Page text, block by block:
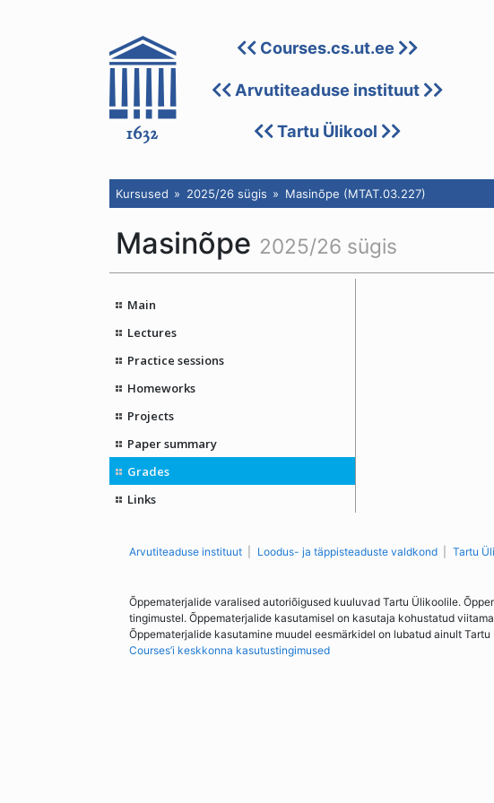
Courses.cs.ut.ee
Arvutiteaduse instituut
Tartu Ülikool
Kursused 2025/26 sügis Masinõpe (MTAT.03.227)
Masinõpe 2025/26 sügis
Main
Lectures
Practice sessions
Homeworks
Projects
Paper summary
Grades
Links
Arvutiteaduse instituut Loodus- ja täppisteaduste valdkond Tartu
Õppematerjalide varalised autoriõigused kuuluvad Tartu Ülikoolile.
tingimustel. Õppematerjalide kasutamisel on kasutaja kohustatud
Õppematerjalide kasutamine muudel eesmärkidel on lubatud ainult
Courses’i keskkonna kasutustingimused